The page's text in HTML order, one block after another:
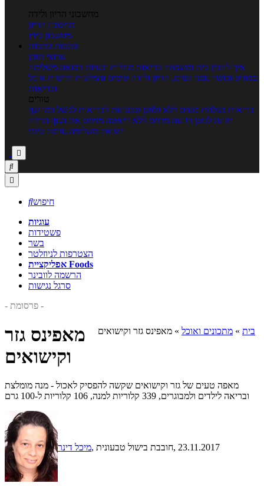
מחשבוני הריון ולידה
מחשבון הריון
מחשבון ביוץ
כתבות כתבות
ערוצי תוכן
איך להכין בית ומשפחה בריאות מחלות ובעיות רפואה משלימה
ספורט וכושר גופני נשים, הריון ולידה טיפים והמלצות חדשות אוכל
ובריאות
טורים
בריאות בצלחת טעים ללא גלוטן טבעונות לבריאות לבשל כמו שף
תזונה לבטן רגועה מרזים ללא דיאטה מזיזים את הגוף הרזיה
ורפואה משלימה גורמה ביתי



חיפוש
עוגיות
פשטידות
בשר
הצטרפות לניוזלטר
אפליקציית Foods
הרשמה לוובינר
סרגל נגישות
- פרסומת -
בית » מתכונים ואוכל » מאפינס גזר וקישואים
מאפינס גזר
וקישואים
מאפה טעים של גזר וקישואים שקשה להפסיק לאכול - מנה מומלצת
ובריאה לילדים ולמבוגרים, 339 קלוריות למנה, 106 קלוריות ל-100 גרם
מיכל דינר , חובבת בישול טבעונית, 23.11.2017